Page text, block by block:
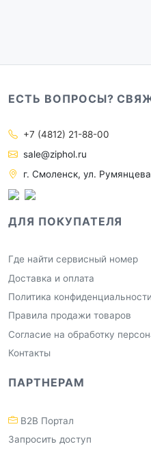
ЕСТЬ ВОПРОСЫ?
+7 (4812) 21-88-00
sale@ziphol.ru
г. Смоленск, ул.
ДЛЯ ПОКУПАТЕЛЯ
Где найти сервисный номер
Доставка и оплата
Политика конфиденциальности
Правила продажи товаров
Согласие на обработку
Контакты
ПАРТНЕРАМ
B2B Портал
Запросить доступ